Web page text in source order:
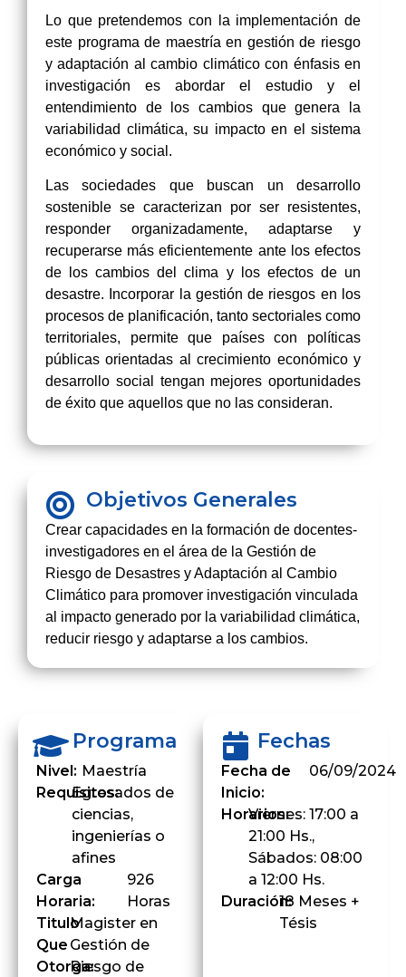
Lo que pretendemos con la implementación de
este programa de maestría en gestión de riesgo
y adaptación al cambio climático con énfasis en
investigación es abordar el estudio y el
entendimiento de los cambios que genera la
variabilidad climática, su impacto en el sistema
económico y social.
Las sociedades que buscan un desarrollo
sostenible se caracterizan por ser resistentes,
responder organizadamente, adaptarse y
recuperarse más eficientemente ante los efectos
de los cambios del clima y los efectos de un
desastre. Incorporar la gestión de riesgos en los
procesos de planificación, tanto sectoriales como
territoriales, permite que países con políticas
públicas orientadas al crecimiento económico y
desarrollo social tengan mejores oportunidades
de éxito que aquellos que no las consideran.
Objetivos Generales
Crear capacidades en la formación de docentes-
investigadores en el área de la Gestión de
Riesgo de Desastres y Adaptación al Cambio
Climático para promover investigación vinculada
al impacto generado por la variabilidad climática,
reducir riesgo y adaptarse a los cambios.
Programa
Nivel: Maestría
Requisitos:
Egresados de
ciencias,
ingenierías o
afines
Carga
Horaria:
926
Horas
Titulo
Que
Otorga:
Magister en
Gestión de
Riesgo de
Fechas
Fecha de
Inicio:
06/09/2024
Horarios:
Viernes: 17:00 a
21:00 Hs.,
Sábados: 08:00
a 12:00 Hs.
Duración:18 Meses +
Tésis